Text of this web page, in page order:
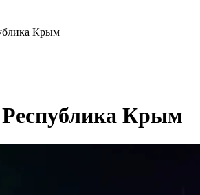
Крым
Крым